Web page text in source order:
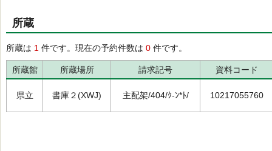
所蔵
所蔵は 1 件です。現在の予約件数は 0 件です。
所蔵館 所蔵場所 請求記号 資料コード
県立 書庫２(XWJ) 主配架/404/ｸ-ﾝ*ﾄ/ 10217055760